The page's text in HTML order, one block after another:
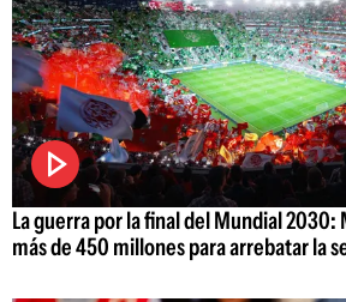
La guerra por la final del Mundial
más de 450 millones para arrebatar la